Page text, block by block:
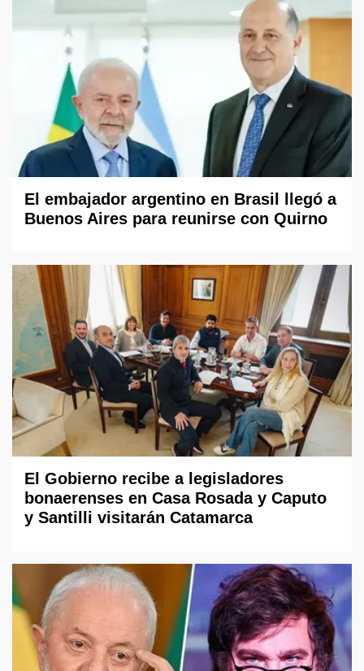
El embajador argentino en Brasil llegó a
Buenos Aires para reunirse con Quirno
El Gobierno recibe a legisladores
bonaerenses en Casa Rosada y Caputo
y Santilli visitarán Catamarca